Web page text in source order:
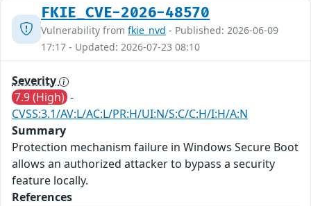
FKIE_CVE-2026-48570
Vulnerability from fkie_nvd - Published: 2026-06-09
17:17 - Updated: 2026-07-23 08:10
Severity
7.9 (High) -
CVSS:3.1/AV:L/AC:L/PR:H/UI:N/S:C/C:H/I:H/A:N
Summary
Protection mechanism failure in Windows Secure Boot
allows an authorized attacker to bypass a security
feature locally.
References